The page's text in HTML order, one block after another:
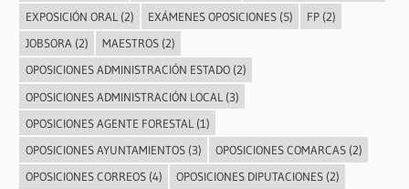
EXPOSICIÓN ORAL (2) EXÁMENES OPOSICIONES(5) FP(2)
JOBSORA(2) MAESTROS(2)
OPOSICIONES ADMINISTRACIÓN ESTADO(2)
OPOSICIONES ADMINISTRACIÓN LOCAL (3)
OPOSICIONES AGENTE FORESTAL (1)
OPOSICIONES AYUNTAMIENTOS(3) OPOSICIONES COMARCAS(2)
OPOSICIONES CORREOS(4) OPOSICIONES DIPUTACIONES(2)